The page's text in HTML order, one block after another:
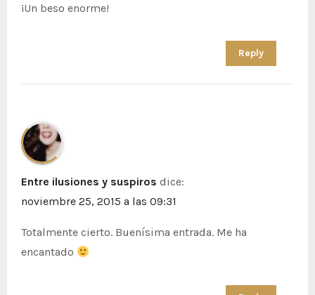
¡Un beso enorme!
Reply
Entre ilusiones y suspiros dice:
noviembre 25, 2015 a las 09:31
Totalmente cierto. Buenísima entrada. Me ha
encantado